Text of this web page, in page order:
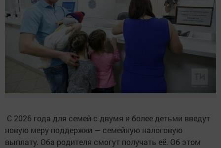
С 2026 года для семей с двумя и более детьми введут
новую меру поддержки — семейную налоговую
выплату. Оба родителя смогут получать её. Об этом